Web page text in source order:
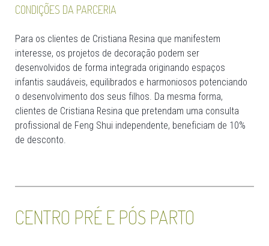
CONDIÇÕES DA PARCERIA
Para os clientes de Cristiana Resina que manifestem
interesse, os projetos de decoração podem ser
desenvolvidos de forma integrada originando espaços
infantis saudáveis, equilibrados e harmoniosos potenciando
o desenvolvimento dos seus filhos. Da mesma forma,
clientes de Cristiana Resina que pretendam uma consulta
profissional de Feng Shui independente, beneficiam de 10%
de desconto.
CENTRO PRÉ E PÓS PARTO